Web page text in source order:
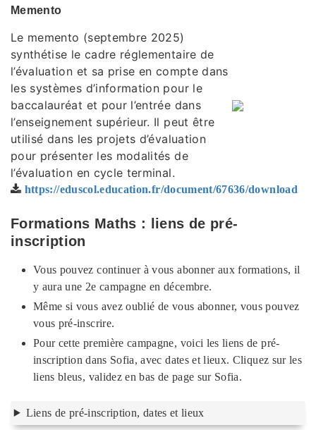
Memento
Le memento (septembre 2025)
synthétise le cadre réglementaire de
l’évaluation et sa prise en compte dans
les systèmes d’information pour le
baccalauréat et pour l’entrée dans
l’enseignement supérieur. Il peut être
utilisé dans les projets d’évaluation
pour présenter les modalités de
l’évaluation en cycle terminal.
https://eduscol.education.fr/document/67636/download
Formations Maths : liens de pré-
inscription
Vous pouvez continuer à vous abonner aux formations, il
y aura une 2e campagne en décembre.
Même si vous avez oublié de vous abonner, vous pouvez
vous pré-inscrire.
Pour cette première campagne, voici les liens de pré-
inscription dans Sofia, avec dates et lieux. Cliquez sur les
liens bleus, validez en bas de page sur Sofia.
Liens de pré-inscription, dates et lieux